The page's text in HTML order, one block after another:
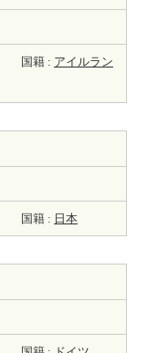
国籍 : アイルラン
国籍 : 日本